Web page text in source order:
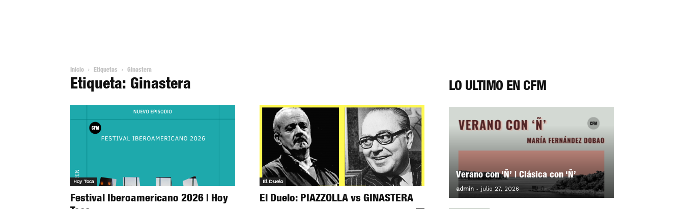
Inicio Etiquetas Ginastera
Etiqueta: Ginastera
Hoy Toca
Festival Iberoamericano 2026 | Hoy
El Duelo
El Duelo: PIAZZOLLA vs GINASTERA
LO ÚLTIMO EN CFM
Verano con ‘Ñ’ | Clásica con ‘Ñ’
admin - julio 27, 2026 0